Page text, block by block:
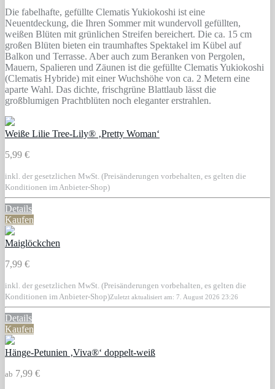
Die fabelhafte, gefüllte Clematis Yukiokoshi ist eine
Neuentdeckung, die Ihren Sommer mit wundervoll gefüllten,
weißen Blüten mit grünlichen Streifen bereichert. Die ca. 15 cm
großen Blüten bieten ein traumhaftes Spektakel im Kübel auf
Balkon und Terrasse. Aber auch zum Beranken von Pergolen,
Mauern, Spalieren und Zäunen ist die gefüllte Clematis Yukiokoshi
(Clematis Hybride) mit einer Wuchshöhe von ca. 2 Metern eine
aparte Wahl. Das dichte, frischgrüne Blattlaub lässt die
großblumigen Prachtblüten noch eleganter erstrahlen.
Weiße Lilie Tree-Lily® ‚Pretty Woman‘
5,99 €
inkl. der gesetzlichen MwSt. (Preisänderungen vorbehalten, es gelten die
Konditionen im Anbieter-Shop)
Details
Kaufen
Maiglöckchen
7,99 €
inkl. der gesetzlichen MwSt. (Preisänderungen vorbehalten, es gelten die
Konditionen im Anbieter-Shop)Zuletzt aktualisiert am: 7. August 2026 23:26
Details
Kaufen
Hänge-Petunien ‚Viva®‘ doppelt-weiß
ab 7,99 €